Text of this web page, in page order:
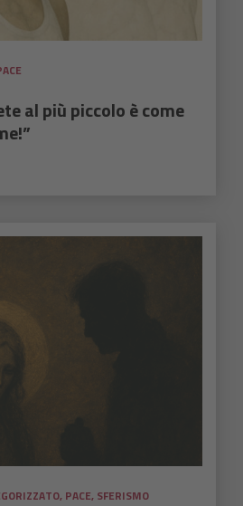
al più piccolo è come
, PACE, SFERISMO